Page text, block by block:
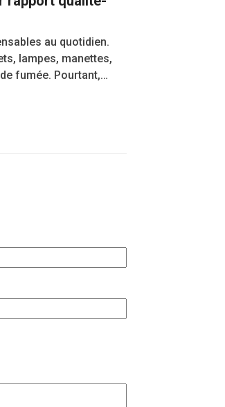
au quotidien.
lampes, manettes,
fumée. Pourtant,…